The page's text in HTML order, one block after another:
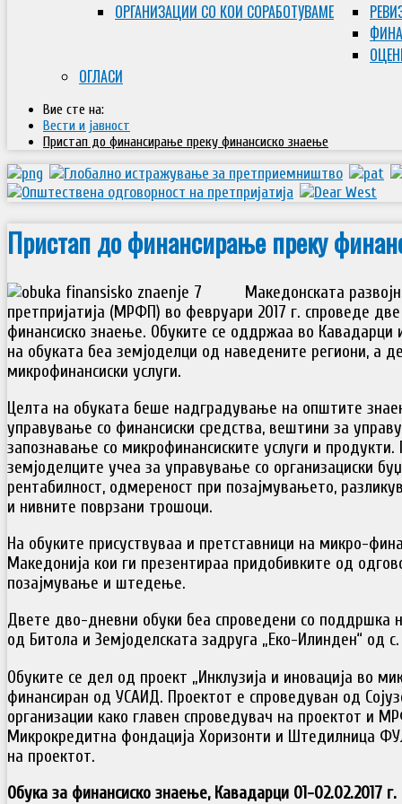
ОРГАНИЗАЦИИ СО КОИ СОРАБОТУВАМЕ
ОГЛАСИ
Вие сте на:
Вести и јавност
Пристап до финансирање преку финансиско знаење
Пристап до финансирање преку
Македонската
претпријатија (МРФП) во февруари 2017 г. спроведе
финансиско знаење. Обуките се оддржаа во Кавадарци
на обуката беа земјоделци од наведените региони, а
микрофинансиски услуги.
Целта на обуката беше надградување на општите
управување со финансиски средства, вештини за
запознавање со микрофинансиските услуги и
земјоделците учеа за управување со организациски
рентабилност, одмереност при позајмувањето,
и нивните поврзани трошоци.
На обуките присуствуваа и претставници на микро-
Македонија кои ги презентираа придобивките од
позајмување и штедење.
Двете дво-дневни обуки беа спроведени со поддршка
од Битола и Земјоделската задруга „Еко-Илинден“ од
Обуките се дел од проект „Инклузија и иновација во
финансиран од УСАИД. Проектот е спроведуван од
организации како главен спроведувач на проектот и
Микрокредитна фондација Хоризонти и Штедилница
на проектот.
Обука за финансиско знаење, Кавадарци 01-02.02.2017